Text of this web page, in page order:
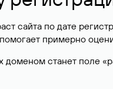
сайта по дате
примерно
станет поле